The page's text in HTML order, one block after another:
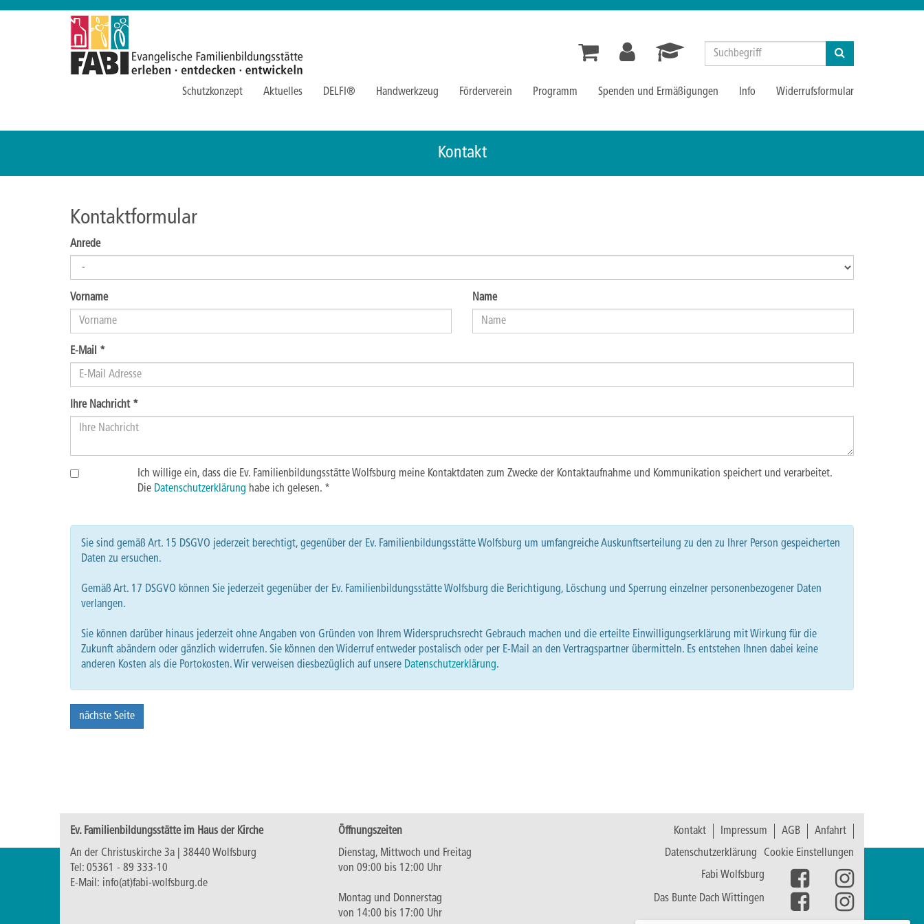
Suchen
Schutzkonzept Aktuelles DELFI® Handwerkzeug Förderverein Programm Spenden und Ermäßigungen Info Widerrufsformular
Kontakt
Kontaktformular
Anrede
Vorname Name
E-Mail *
Ihre Nachricht *
Ich willige ein, dass die Ev. Familienbildungsstätte Wolfsburg meine Kontaktdaten zum Zwecke der Kontaktaufnahme und Kommunikation speichert und verarbeitet.
Die Datenschutzerklärung habe ich gelesen. *
Sie sind gemäß Art. 15 DSGVO jederzeit berechtigt, gegenüber der Ev. Familienbildungsstätte Wolfsburg um umfangreiche Auskunftserteilung zu den zu Ihrer Person gespeicherten
Daten zu ersuchen.
Gemäß Art. 17 DSGVO können Sie jederzeit gegenüber der Ev. Familienbildungsstätte Wolfsburg die Berichtigung, Löschung und Sperrung einzelner personenbezogener Daten
verlangen.
Sie können darüber hinaus jederzeit ohne Angaben von Gründen von Ihrem Widerspruchsrecht Gebrauch machen und die erteilte Einwilligungserklärung mit Wirkung für die
Zukunft abändern oder gänzlich widerrufen. Sie können den Widerruf entweder postalisch oder per E-Mail an den Vertragspartner übermitteln. Es entstehen Ihnen dabei keine
anderen Kosten als die Portokosten. Wir verweisen diesbezüglich auf unsere Datenschutzerklärung.
nächste Seite
Ev. Familienbildungsstätte im Haus der Kirche
An der Christuskirche 3a | 38440 Wolfsburg
Tel: 05361 - 89 333-10
E-Mail: info(at)fabi-wolfsburg.de
Öffnungszeiten
Dienstag, Mittwoch und Freitag
von 09:00 bis 12:00 Uhr
Montag und Donnerstag
von 14:00 bis 17:00 Uhr
Kontakt Impressum AGB
Anfahrt
Datenschutzerklärung
Cookie Einstellungen
Fabi Wolfsburg
Das Bunte Dach Wittingen